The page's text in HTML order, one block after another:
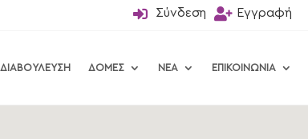
 Σύνδεση  Εγγραφή
ΔΙΑΒΟΥΛΕΥΣΗ ΔΟΜΕΣ ΝΕΑ ΕΠΙΚΟΙΝΩΝΙΑ